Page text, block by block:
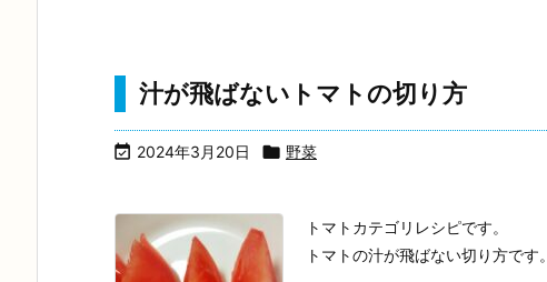
汁が飛ばないトマトの切り方
 2024年3月20日  野菜
トマトカテゴリレシピです。
トマトの汁が飛ばない切り方です。